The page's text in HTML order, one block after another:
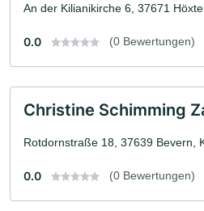
An der Kilianikirche 6, 37671
0.0 (0 Bewertungen)
Christine Schimming
Rotdornstraße 18, 37639 Bevern,
0.0 (0 Bewertungen)